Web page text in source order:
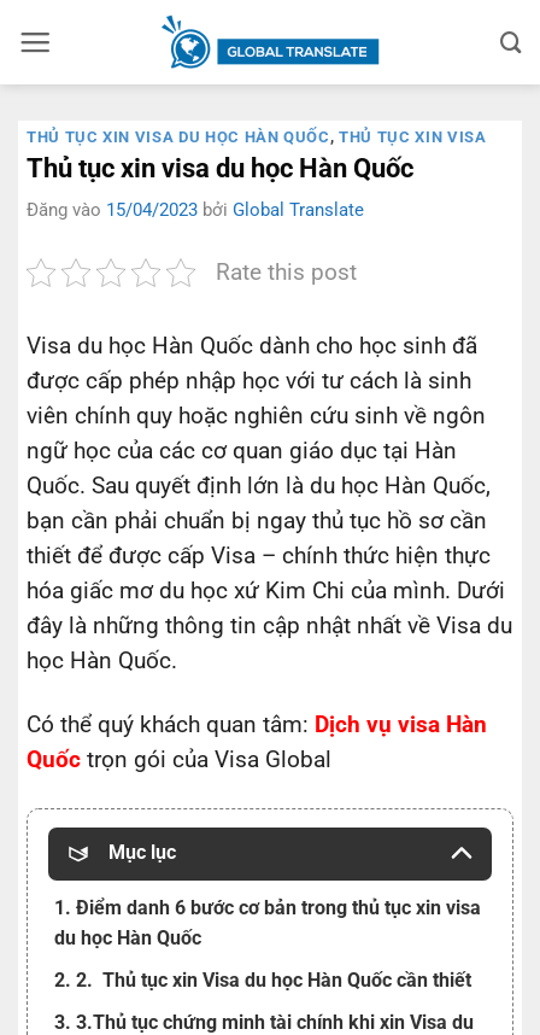
qua
nội
THỦ TỤC XIN VISA DU HỌC HÀN QUỐC,THỦ TỤC XIN VISA
Thủ tục xin visa du học Hàn Quốc
Đăng vào 15/04/2023 bởi Global Translate
Rate this post
Visa du học Hàn Quốc dành cho học sinh đã
được cấp phép nhập học với tư cách là sinh
viên chính quy hoặc nghiên cứu sinh về ngôn
ngữ học của các cơ quan giáo dục tại Hàn
Quốc. Sau quyết định lớn là du học Hàn Quốc,
bạn cần phải chuẩn bị ngay thủ tục hồ sơ cần
thiết để được cấp Visa – chính thức hiện thực
hóa giấc mơ du học xứ Kim Chi của mình. Dưới
đây là những thông tin cập nhật nhất về Visa du
học Hàn Quốc.
Có thể quý khách quan tâm: Dịch vụ visa Hàn
Quốc trọn gói của Visa Global
Mục lục
1. Điểm danh 6 bước cơ bản trong thủ tục xin visa
du học Hàn Quốc
2. 2. Thủ tục xin Visa du học Hàn Quốc cần thiết
3. 3.Thủ tục chứng minh tài chính khi xin Visa du